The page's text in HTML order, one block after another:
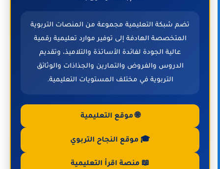
تضم شبكة التعليمية مجموعة من المنصات التربوية
المتخصصة الهادفة إلى توفير موارد تعليمية رقمية
عالية الجودة لفائدة الأساتذة والتلاميذ، وتقديم
الدروس والفروض والتمارين والجذاذات والوثائق
التربوية في مختلف المستويات التعليمية.
🌐 موقع التعليمية
🎓 موقع النجاح التربوي
📖 منصة اقرأ التعليمية